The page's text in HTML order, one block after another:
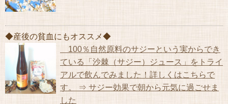
◆産後の貧血にもオススメ◆
100％自然原料のサジーという実からでき
ている「沙棘（サジー）ジュース」をトライ
アルで飲んでみました！詳しくはこちらで
す。 ⇒ サジー効果で朝から元気に過ごせま
した